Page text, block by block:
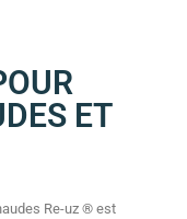
ET
Re-uz ® est